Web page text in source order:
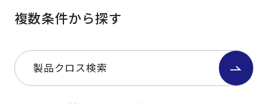
複数条件から探す
製品クロス検索